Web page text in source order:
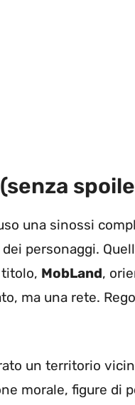
una sinossi
personaggi.
titolo, MobLand,
ma una rete.
un territorio
morale, figure di